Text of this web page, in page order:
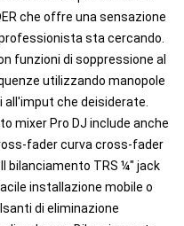
che offre una sensazione
sta cercando.
funzioni di soppressione al
utilizzando manopole
che deisiderate.
mixer Pro DJ include anche
fader curva cross-fader
bilanciamento TRS ¼" jack
installazione mobile o
di eliminazione